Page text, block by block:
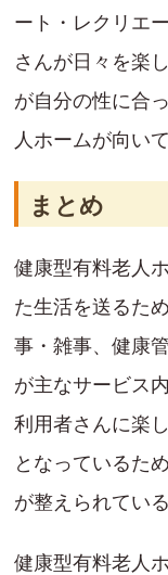
ート・レクリエ
さんが日々を楽
が自分の性に合
人ホームが向い
まとめ
健康型有料老人
た生活を送るた
事・雑事、健康
が主なサービス
利用者さんに楽
となっているた
が整えられてい
健康型有料老人